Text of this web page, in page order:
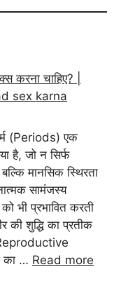
करना चाहिए? |
sex karna
(Periods) एक
है, जो न सिर्फ
बल्कि मानसिक स्थिरता
सामंजस्य
भी प्रभावित करती
की शुद्धि का प्रतीक
का … Read more